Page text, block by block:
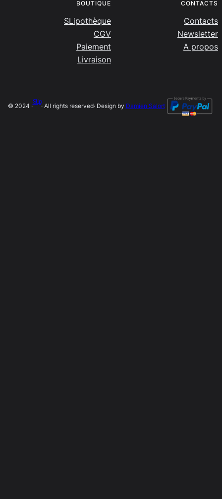
BOUTIQUE
SLipothèque
CGV
Paiement
Livraison
CONTACTS
Contacts
Newsletter
A propos
© 2024 ·
SLip
· All rights reserved· Design by Damien Salort